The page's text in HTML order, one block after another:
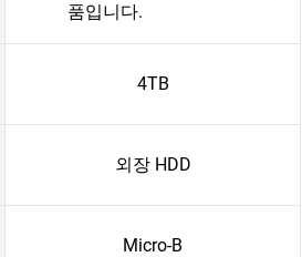
품입니다.
4TB
외장 HDD
Micro-B